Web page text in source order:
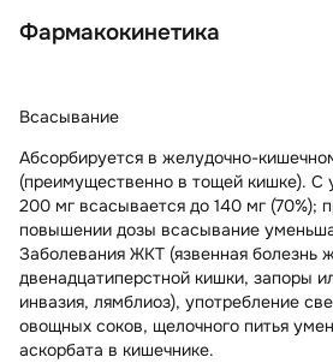
Фармакокинетика
Всасывание
Абсорбируется в желудочно-
(преимущественно в тощей кишке). С
200 мг всасывается до 140 мг (70%);
повышении дозы всасывание
Заболевания ЖКТ (язвенная болезнь
двенадцатиперстной кишки, запоры
инвазия, лямблиоз), употребление
овощных соков, щелочного питья
аскорбата в кишечнике.